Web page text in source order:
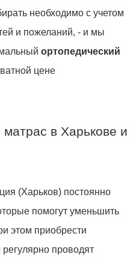
необходимо с учетом
и пожеланий, - и мы
ортопедический
цене
матрас в Харькове и
(Харьков) постоянно
помогут уменьшить
этом приобрести
регулярно проводят